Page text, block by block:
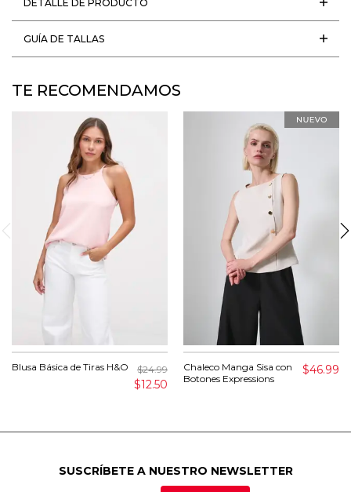
DETALLE DE PRODUCTO
GUÍA DE TALLAS
TE RECOMENDAMOS
Blusa Básica de Tiras H&O $24.99
$12.50
Chaleco Manga Sisa con
Botones Expressions
$46.99
SUSCRÍBETE A NUESTRO NEWSLETTER